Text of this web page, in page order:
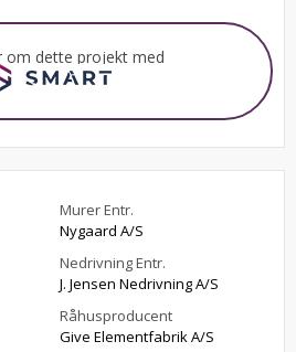
om dette projekt med
Murer Entr.
Nygaard A/S
Nedrivning Entr.
J. Jensen Nedrivning A/S
Råhusproducent
Give Elementfabrik A/S